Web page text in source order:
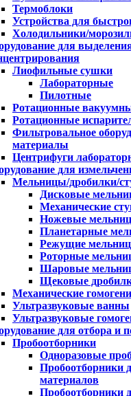
Термоблоки
Устройства для
Холодильники/
для
Лиофильные сушки
Лабораторные
Пилотные
Ротационные
Ротационные
Фильтровальное
материалы
Центрифуги
для
Мельницы/дробилки/
Дисковые
Механические
Ножевые
Планетарные
Режущие
Роторные
Шаровые
Щековые
Механические
Ультразвуковые ванны
Ультразвуковые
для отбора и
Пробоотборники
Одноразовые
Пробоотборники
материалов
Пробоотборники